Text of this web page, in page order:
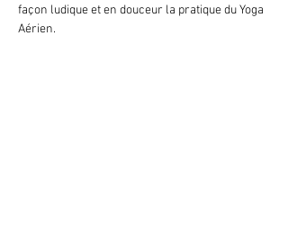
façon ludique et en douceur la pratique du Yoga
Aérien.